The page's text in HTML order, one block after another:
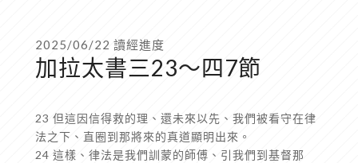
2025/06/22 讀經進度
加拉太書三23～四7節
23 但這因信得救的理、還未來以先、我們被看守在律
法之下、直圈到那將來的真道顯明出來。
24 這樣、律法是我們訓蒙的師傅、引我們到基督那